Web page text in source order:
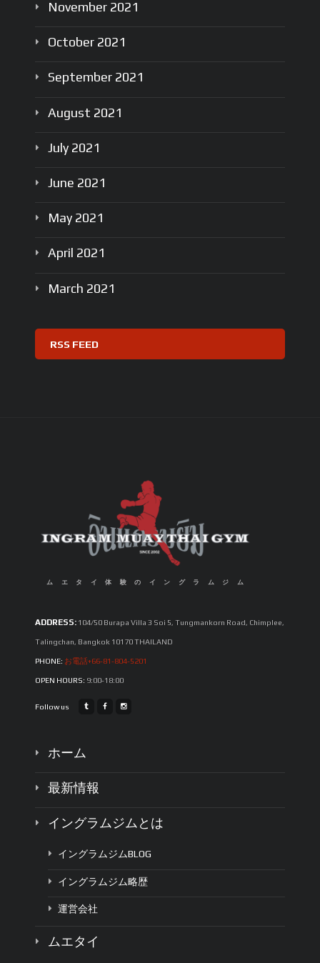
November 2021
October 2021
September 2021
August 2021
July 2021
June 2021
May 2021
April 2021
March 2021
RSS FEED
ムエタイ体験のイングラムジム
ADDRESS: 104/50 Burapa Villa 3 Soi 5, Tungmankorn Road, Chimplee,
Talingchan, Bangkok 10170 THAILAND
PHONE: お電話+66-81-804-5201
OPEN HOURS: 9:00-18:00
Follow us
ホーム
最新情報
イングラムジムとは
イングラムジムBLOG
イングラムジム略歴
運営会社
ムエタイ